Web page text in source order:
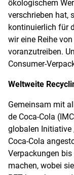
ökologischem
verschrieben hat,
kontinuierlich für
wir eine Reihe
voranzutreiben.
Consumer-
Weltweite
Gemeinsam mit
de Coca-Cola
globalen Initiative
Coca-Cola
Verpackungen
machen, wobei